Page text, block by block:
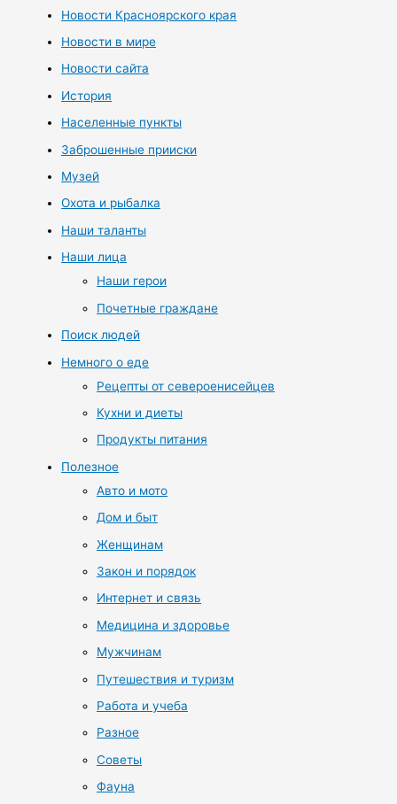
Новости Красноярского края
Новости в мире
Новости сайта
История
Населенные пункты
Заброшенные прииски
Музей
Охота и рыбалка
Наши таланты
Наши лица
Наши герои
Почетные граждане
Поиск людей
Немного о еде
Рецепты от североенисейцев
Кухни и диеты
Продукты питания
Полезное
Авто и мото
Дом и быт
Женщинам
Закон и порядок
Интернет и связь
Медицина и здоровье
Мужчинам
Путешествия и туризм
Работа и учеба
Разное
Советы
Фауна